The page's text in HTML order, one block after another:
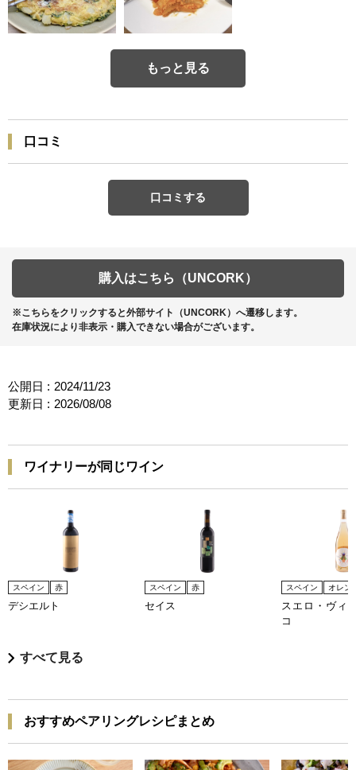
もっと見る
口コミ
口コミする
購入はこちら（UNCORK）
※こちらをクリックすると外部サイト（UNCORK）へ遷移します。
在庫状況により非表示・購入できない場合がございます。
公開日 : 2024/11/23
更新日 : 2026/08/08
ワイナリーが同じワイン
スペイン 赤
デシエルト
スペイン 赤
セイス
スペイン オレン
スエロ・ヴィ
コ
すべて見る
おすすめペアリングレシピまとめ